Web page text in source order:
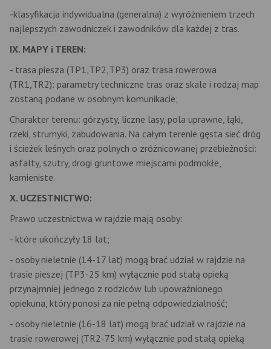
-klasyfikacja indywidualna (generalna) z wyróżnieniem trzech
najlepszych zawodniczek i zawodników dla każdej z tras.
IX. MAPY i TEREN:
- trasa piesza (TP1,TP2,TP3) oraz trasa rowerowa
(TR1,TR2): parametry techniczne tras oraz skale i rodzaj map
zostaną podane w osobnym komunikacie;
Charakter terenu: górzysty, liczne lasy, pola uprawne, łąki,
rzeki, strumyki, zabudowania. Na całym terenie gęsta sieć dróg
i ścieżek leśnych oraz polnych o zróżnicowanej przebieżności:
asfalty, szutry, drogi gruntowe miejscami podmokłe,
kamieniste.
X. UCZESTNICTWO:
Prawo uczestnictwa w rajdzie mają osoby:
- które ukończyły 18 lat;
- osoby nieletnie (14-17 lat) mogą brać udział w rajdzie na
trasie pieszej (TP3-25 km) wyłącznie pod stałą opieką
przynajmniej jednego z rodziców lub upoważnionego
opiekuna, który ponosi za nie pełną odpowiedzialność;
- osoby nieletnie (16-18 lat) mogą brać udział w rajdzie na
trasie rowerowej (TR2-75 km) wyłącznie pod stałą opieką